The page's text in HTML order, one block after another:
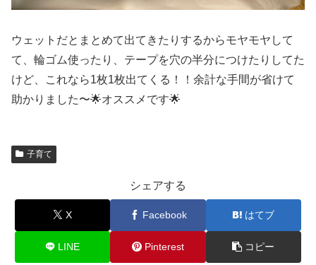
ウェットだとまとめて出てきたりするからモヤモヤして
て、輪ゴム使ったり、テープを穴の半分につけたりしてた
けど、これなら1枚1枚出てくる！！余計な手間が省けて
助かりました〜🌟オススメです🌟
子育て
シェアする
X Facebook はてブ
LINE Pinterest コピー